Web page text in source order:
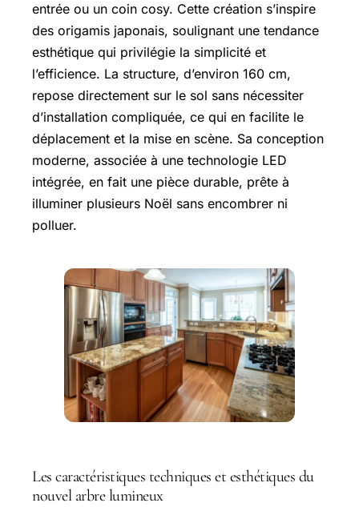
entrée ou un coin cosy. Cette création s’inspire
des origamis japonais, soulignant une tendance
esthétique qui privilégie la simplicité et
l’efficience. La structure, d’environ 160 cm,
repose directement sur le sol sans nécessiter
d’installation compliquée, ce qui en facilite le
déplacement et la mise en scène. Sa conception
moderne, associée à une technologie LED
intégrée, en fait une pièce durable, prête à
illuminer plusieurs Noël sans encombrer ni
polluer.
Les caractéristiques techniques et esthétiques du
nouvel arbre lumineux